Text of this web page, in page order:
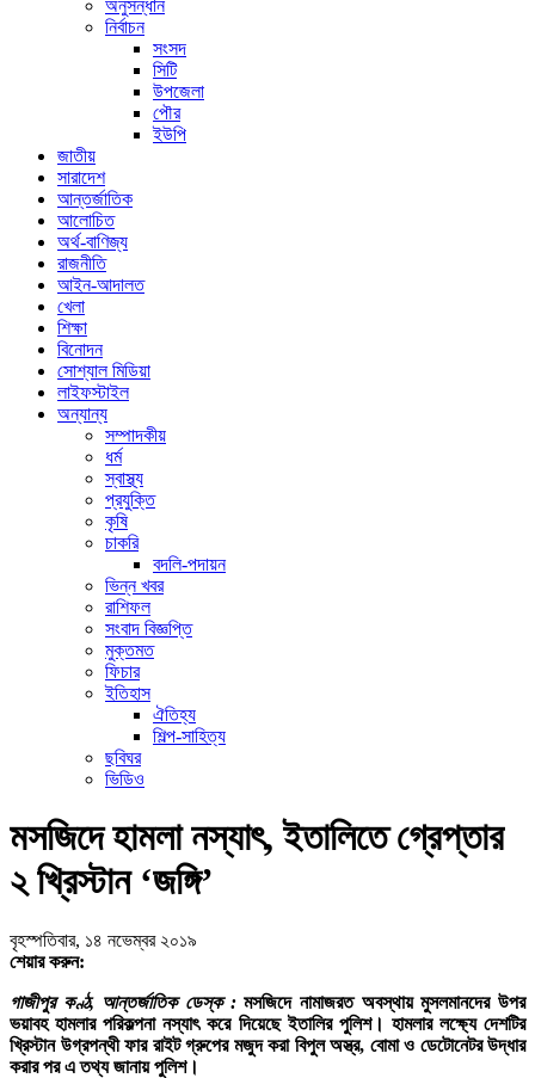
অনুসন্ধান
নির্বাচন
সংসদ
সিটি
উপজেলা
পৌর
ইউপি
জাতীয়
সারাদেশ
আন্তর্জাতিক
আলোচিত
অর্থ-বাণিজ্য
রাজনীতি
আইন-আদালত
খেলা
শিক্ষা
বিনোদন
সোশ্যাল মিডিয়া
লাইফস্টাইল
অন্যান্য
সম্পাদকীয়
ধর্ম
স্বাস্থ্য
প্রযুক্তি
কৃষি
চাকরি
বদলি-পদায়ন
ভিন্ন খবর
রাশিফল
সংবাদ বিজ্ঞপ্তি
মুক্তমত
ফিচার
ইতিহাস
ঐতিহ্য
শিল্প-সাহিত্য
ছবিঘর
ভিডিও
মসজিদে হামলা নস্যাৎ, ইতালিতে গ্রেপ্তার
২ খ্রিস্টান ‘জঙ্গি’
বৃহস্পতিবার, ১৪ নভেম্বর ২০১৯
শেয়ার করুন:
গাজীপুর কণ্ঠ, আন্তর্জাতিক ডেস্ক :মসজিদে নামাজরত অবস্থায় মুসলমানদের উপর
ভয়াবহ হামলার পরিকল্পনা নস্যাৎ করে দিয়েছে ইতালির পুলিশ। হামলার লক্ষ্যে দেশটির
খ্রিস্টান উগ্রপন্থী ফার রাইট গ্রুপের মজুদ করা বিপুল অস্ত্র, বোমা ও ডেটোনেটর উদ্ধার
করার পর এ তথ্য জানায় পুলিশ।